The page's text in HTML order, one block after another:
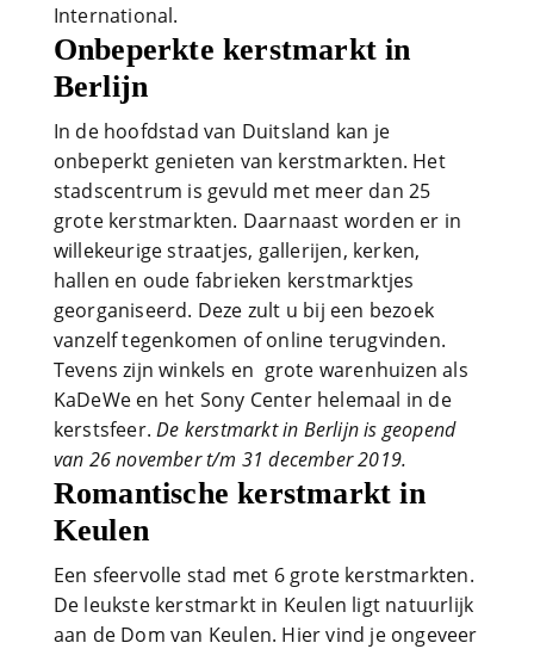
International.
Onbeperkte kerstmarkt in
Berlijn
In de hoofdstad van Duitsland kan je
onbeperkt genieten van kerstmarkten. Het
stadscentrum is gevuld met meer dan 25
grote kerstmarkten. Daarnaast worden er in
willekeurige straatjes, gallerijen, kerken,
hallen en oude fabrieken kerstmarktjes
georganiseerd. Deze zult u bij een bezoek
vanzelf tegenkomen of online terugvinden.
Tevens zijn winkels en grote warenhuizen als
KaDeWe en het Sony Center helemaal in de
kerstsfeer.De kerstmarkt in Berlijn is geopend
van 26 november t/m 31 december 2019.
Romantische kerstmarkt in
Keulen
Een sfeervolle stad met 6 grote kerstmarkten.
De leukste kerstmarkt in Keulen ligt natuurlijk
aan de Dom van Keulen. Hier vind je ongeveer